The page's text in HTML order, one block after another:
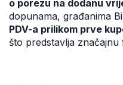
o porezu na dodanu
dopunama, građanima
PDV-a prilikom prve
što predstavlja značajnu